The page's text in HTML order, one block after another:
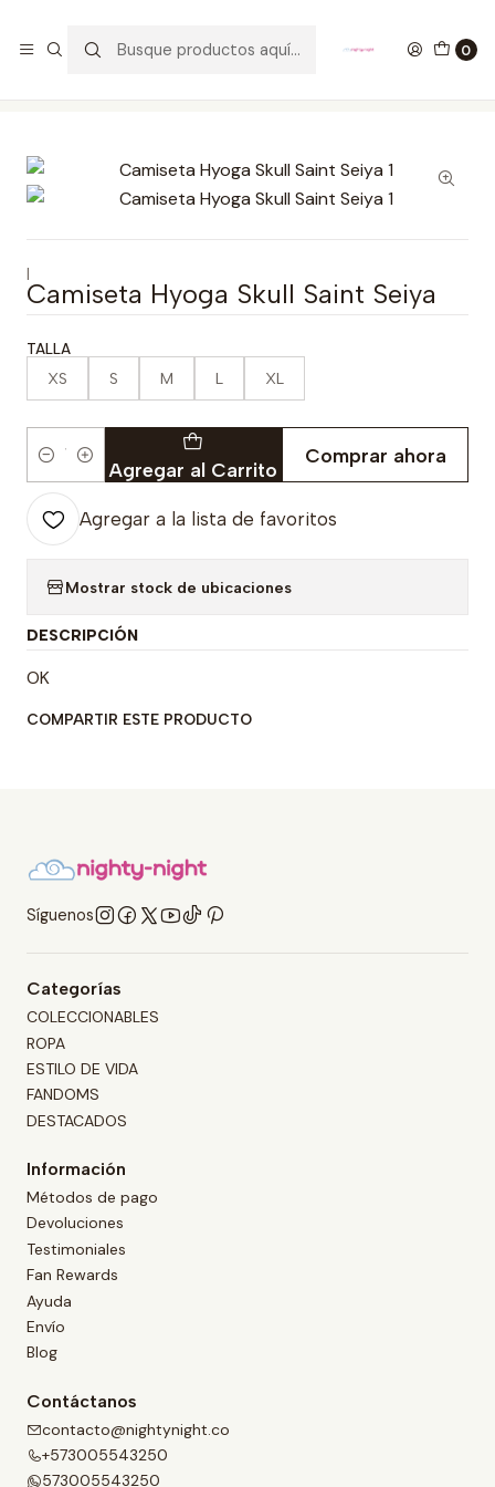
0
|
Camiseta Hyoga Skull Saint Seiya
TALLA
XS S M L XL
Cantidad Agregar al Carrito
Comprar ahora
Agregar a la lista de favoritos
Mostrar stock de ubicaciones
DESCRIPCIÓN
OK
COMPARTIR ESTE PRODUCTO
Síguenos
Categorías
COLECCIONABLES
ROPA
ESTILO DE VIDA
FANDOMS
DESTACADOS
Información
Métodos de pago
Devoluciones
Testimoniales
Fan Rewards
Ayuda
Envío
Blog
Contáctanos
contacto@nightynight.co
+573005543250
573005543250